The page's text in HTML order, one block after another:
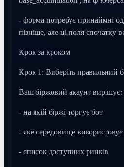
- форма потребує принаймні
пізніше, але ці поля спочатку
Крок за кроком
Крок 1: Виберіть правильний
Ваш біржовий акаунт вирішує:
- на якій біржі торгує бот
- яке середовище використовує
- список доступних ринків